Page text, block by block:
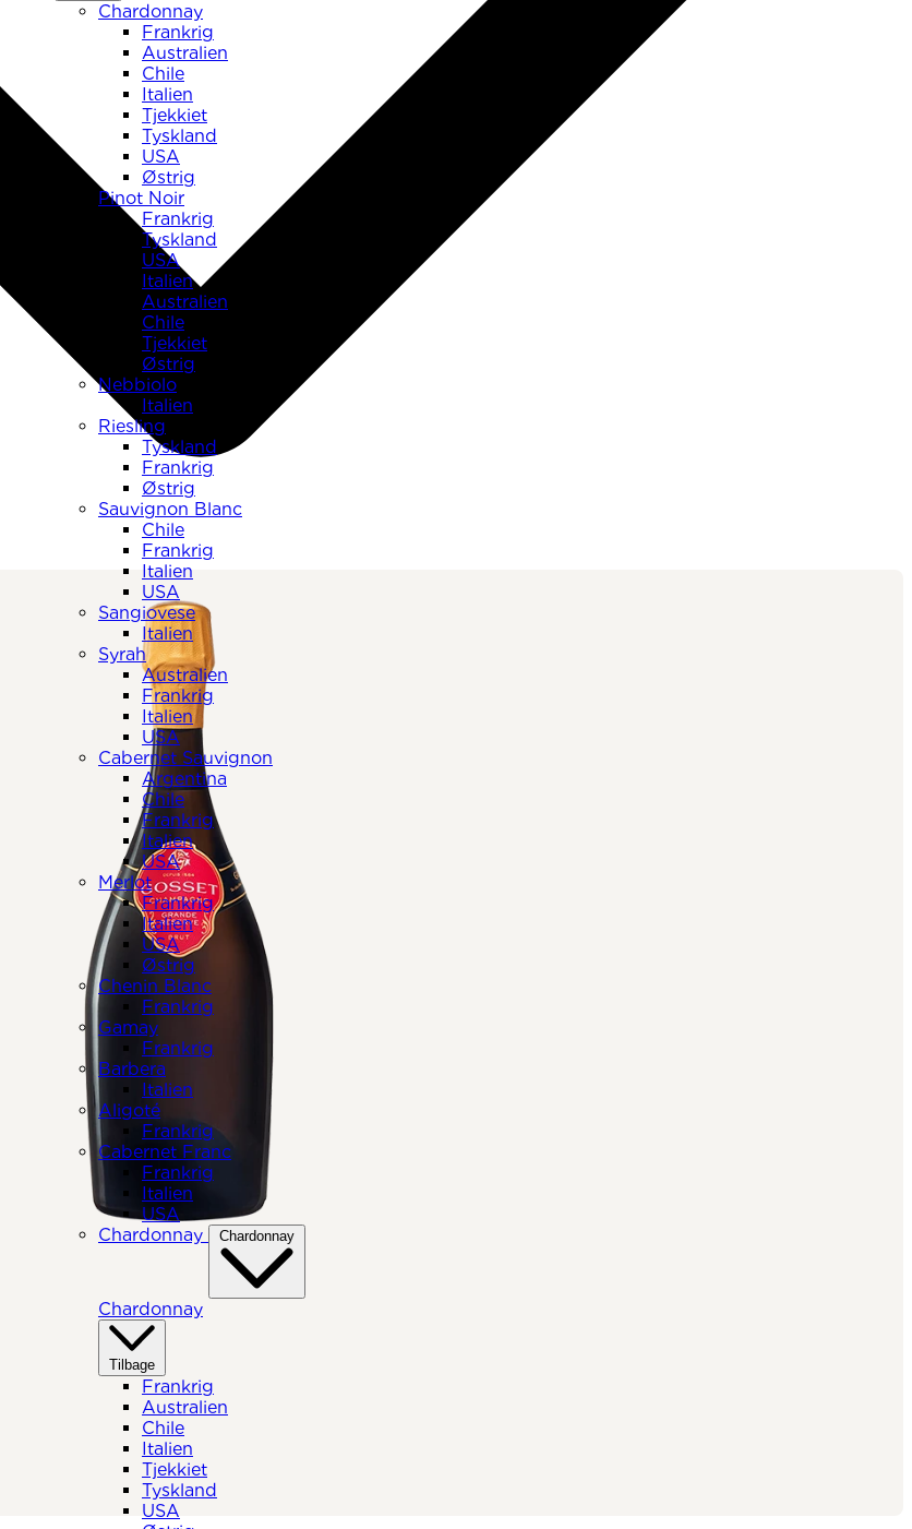
Chardonnay
Frankrig
Australien
Chile
Italien
Tjekkiet
Tyskland
USA
Østrig
Pinot Noir
Frankrig
Tyskland
USA
Italien
Australien
Chile
Tjekkiet
Østrig
Nebbiolo
Italien
Riesling
Tyskland
Frankrig
Østrig
Sauvignon Blanc
Chile
Frankrig
Italien
USA
Sangiovese
Italien
Syrah
Australien
Frankrig
Italien
USA
Cabernet Sauvignon
Argentina
Chile
Frankrig
Italien
USA
Merlot
Frankrig
Italien
USA
Østrig
Chenin Blanc
Frankrig
Gamay
Frankrig
Barbera
Italien
Aligoté
Frankrig
Cabernet Franc
Frankrig
Italien
USA
Chardonnay
Chardonnay
Chardonnay
Tilbage
Frankrig
Australien
Chile
Italien
Tjekkiet
Tyskland
USA